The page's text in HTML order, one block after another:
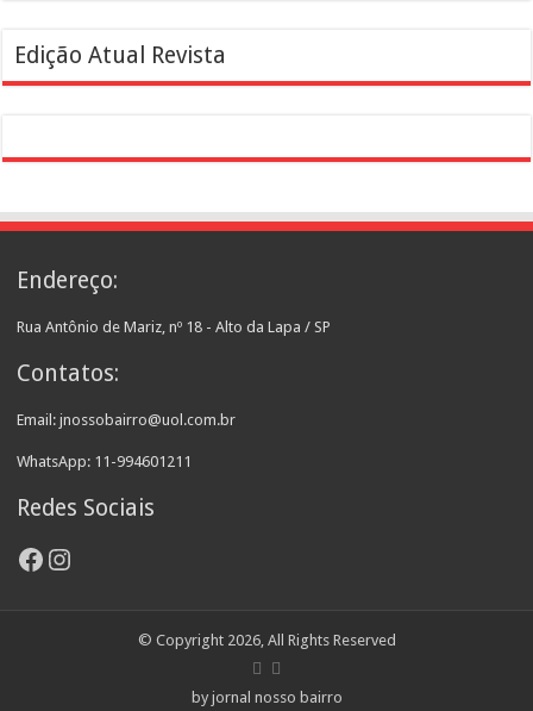
Edição Atual Revista
Endereço:
Rua Antônio de Mariz, nº 18 - Alto da Lapa / SP
Contatos:
Email: jnossobairro@uol.com.br
WhatsApp: 11-994601211
Redes Sociais
Facebook
Instagram
© Copyright 2026, All Rights Reserved
by jornal nosso bairro